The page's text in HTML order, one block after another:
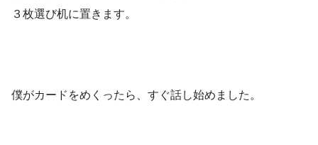
３枚選び机に置きます。
僕がカードをめくったら、すぐ話し始めました。